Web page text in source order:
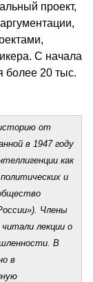
проект,
С начала
более 20 тыс.
от
в 1947 году
как
и
Члены
лекции о
В
в